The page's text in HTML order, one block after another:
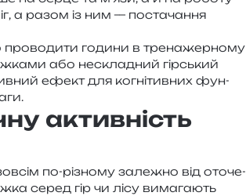
а разом із ним — поста­ча­н­ня
про­во­ди­ти годи­ни в тре­на­жер­но­му
або нескла­дний гір­ський
ефект для когні­тив­них фун­
активність
по-різно­му зале­жно від ото­че­
серед гір чи лісу вима­га­ють